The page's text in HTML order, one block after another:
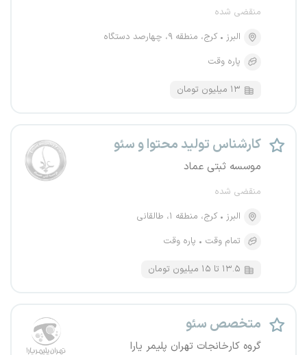
منقضی شده
البرز
کرج، منطقه ۹، چهارصد دستگاه
پاره وقت
۱۳ میلیون تومان
کارشناس تولید محتوا و سئو
موسسه ثبتی عماد
منقضی شده
البرز
کرج، منطقه ۱، طالقانی
تمام وقت
پاره وقت
۱۳.۵ تا ۱۵ میلیون تومان
متخصص سئو
گروه کارخانجات تهران پلیمر یارا